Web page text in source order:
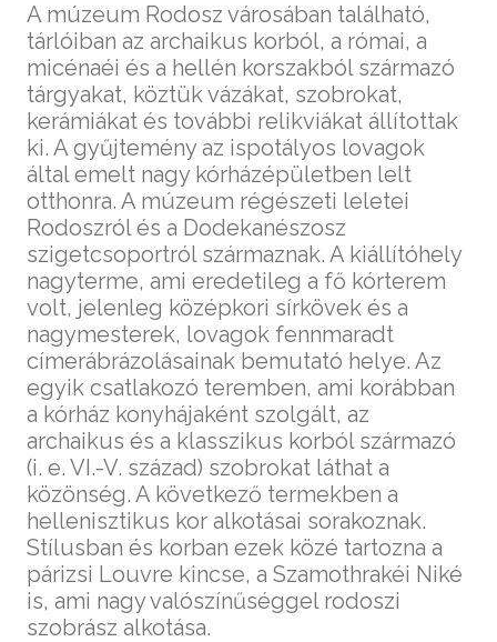
A múzeum Rodosz városában található,
tárlóiban az archaikus korból, a római, a
micénaéi és a hellén korszakból származó
tárgyakat, köztük vázákat, szobrokat,
kerámiákat és további relikviákat állítottak
ki. A gyűjtemény az ispotályos lovagok
által emelt nagy kórházépületben lelt
otthonra. A múzeum régészeti leletei
Rodoszról és a Dodekanészosz
szigetcsoportról származnak. A kiállítóhely
nagyterme, ami eredetileg a fő kórterem
volt, jelenleg középkori sírkövek és a
nagymesterek, lovagok fennmaradt
címerábrázolásainak bemutató helye. Az
egyik csatlakozó teremben, ami korábban
a kórház konyhájaként szolgált, az
archaikus és a klasszikus korból származó
(i. e. VI.-V. század) szobrokat láthat a
közönség. A következő termekben a
hellenisztikus kor alkotásai sorakoznak.
Stílusban és korban ezek közé tartozna a
párizsi Louvre kincse, a Szamothrakéi Niké
is, ami nagy valószínűséggel rodoszi
szobrász alkotása.